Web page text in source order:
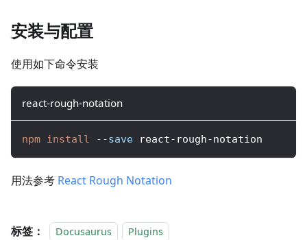
安装与配置
使用如下命令安装
react-rough-notation
npm install --save react-rough-notation
用法参考 React Rough Notation
标签： Docusaurus Plugins